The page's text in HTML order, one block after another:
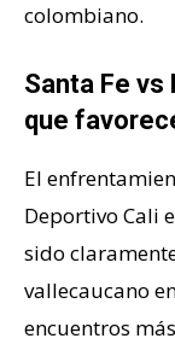
colombiano.
Santa Fe vs
que
El
Deportivo Cali
sido
vallecaucano
encuentros